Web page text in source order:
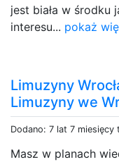
jest biała w środku
interesu... pokaż
Limuzyny
Limuzyny we
Dodano: 7 lat 7 miesięcy
Masz w planach